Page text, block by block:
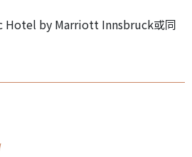
Hotel by Marriott Innsbruck或同